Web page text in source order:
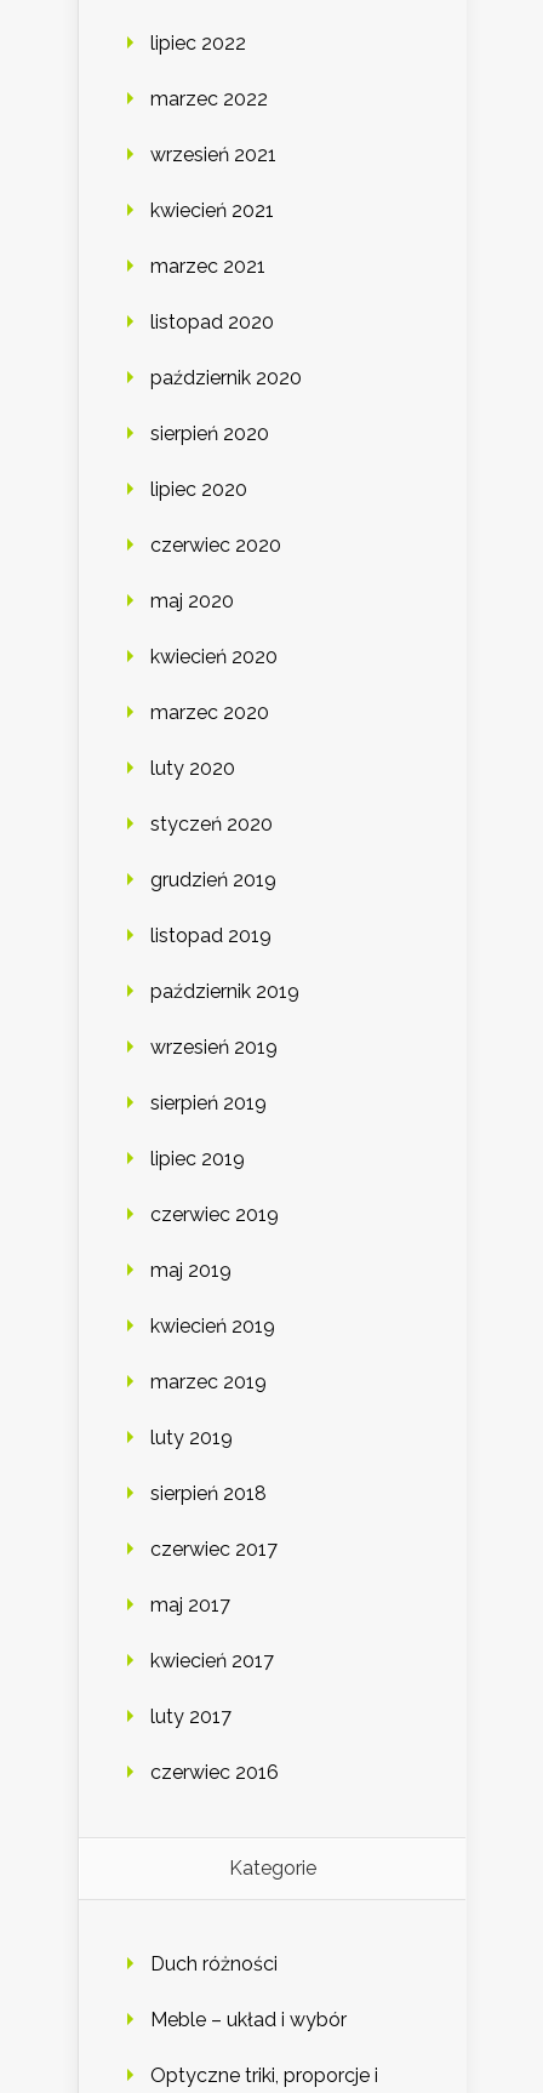
lipiec 2022
marzec 2022
wrzesień 2021
kwiecień 2021
marzec 2021
listopad 2020
październik 2020
sierpień 2020
lipiec 2020
czerwiec 2020
maj 2020
kwiecień 2020
marzec 2020
luty 2020
styczeń 2020
grudzień 2019
listopad 2019
październik 2019
wrzesień 2019
sierpień 2019
lipiec 2019
czerwiec 2019
maj 2019
kwiecień 2019
marzec 2019
luty 2019
sierpień 2018
czerwiec 2017
maj 2017
kwiecień 2017
luty 2017
czerwiec 2016
Kategorie
Duch różności
Meble – układ i wybór
Optyczne triki, proporcje i